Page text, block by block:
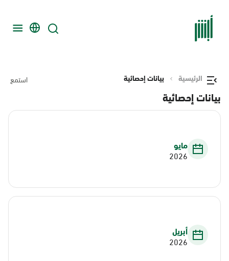
الرئيسية بيانات إحصائية استمع
بيانات إحصائية
مايو
2026
أبريل
2026